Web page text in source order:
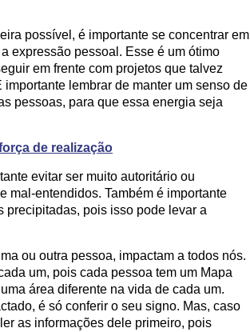
possível, é importante se concentrar em
expressão pessoal. Esse é um ótimo
em frente com projetos que talvez
lembrar de manter um senso de
pessoas, para que essa energia seja
de realização
evitar ser muito autoritário ou
mal-entendidos. Também é importante
precipitadas, pois isso pode levar a
ou outra pessoa, impactam a todos nós.
um, pois cada pessoa tem um Mapa
área diferente na vida de cada um.
é só conferir o seu signo. Mas, caso
as informações dele primeiro, pois